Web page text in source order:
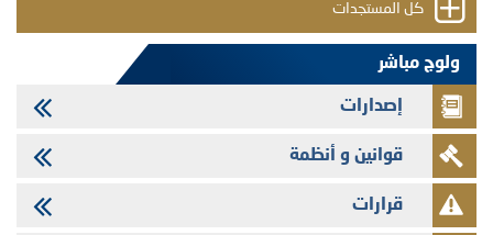
31/07/2026
VEOLIA ENVIRONNEMENT - تؤشر الهيئة المغربية لسوق الرساميل على
المنشور النهائي المتعلق بالزيادة في الرأسمال المخصصة لأجراء المجموعة
29/07/2026
وفابايل - التحيين السنوي لملف المعلومات المتعلق ببرنامج إصدار سندات
شركات التمويل
29/07/2026
تهنئة بمناسبة عيد العرش المجيد
كل المستجدات
ولوج مباشر
إصدارات
قوانين و أنظمة
قرارات